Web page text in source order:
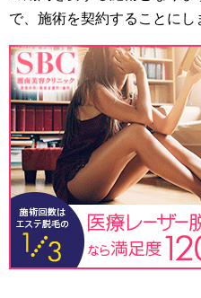
で、施術を契約することにし